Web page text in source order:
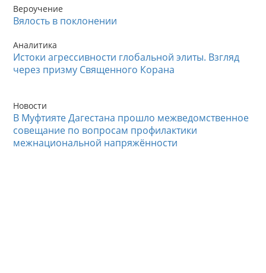
Вероучение
Вялость в поклонении
Аналитика
Истоки агрессивности глобальной элиты. Взгляд
через призму Священного Корана
Новости
В Муфтияте Дагестана прошло межведомственное
совещание по вопросам профилактики
межнациональной напряжённости